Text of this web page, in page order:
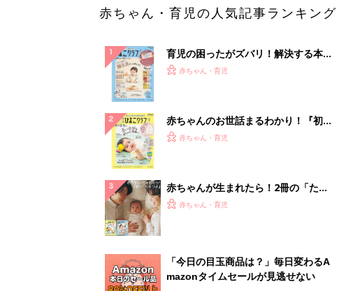
赤ちゃん・育児の人気記事ランキング
育児の困ったがズバリ！解決する本
『ひよこクラブ 秋号』 4カ月～2才
赤ちゃん・育児
赤ちゃんのお世話まるわかり！『初め
てのひよこクラブ 夏号』〈巻頭大特
赤ちゃん・育児
赤ちゃんが生まれたら！2冊の「たま
ひよ」
赤ちゃん・育児
「今日の目玉商品は？」毎日変わるA
mazonタイムセールが見逃せない